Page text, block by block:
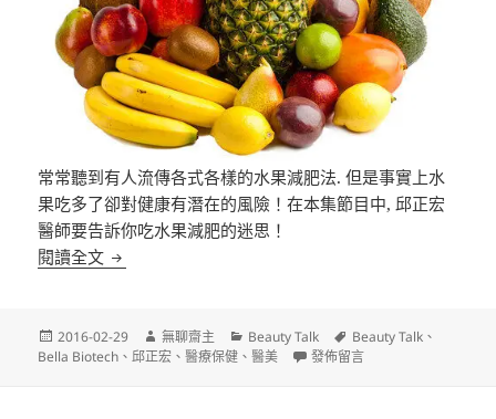
常常聽到有人流傳各式各樣的水果減肥法. 但是事實上水
果吃多了卻對健康有潛在的風險！在本集節目中, 邱正宏
醫師要告訴你吃水果減肥的迷思！
閱讀全文 [VIDEO] BEAUTY TALK – 與邱醫師有約之瘦身Easy
發
佈
2016-02-29
作
者
無聊齋主
分
類
Beauty Talk
標
籤
Beauty Talk 、
Bella Biotech 、邱正宏 、醫療保健 、醫美 在〈[VIDEO] BEAUTY TALK –
發佈留言